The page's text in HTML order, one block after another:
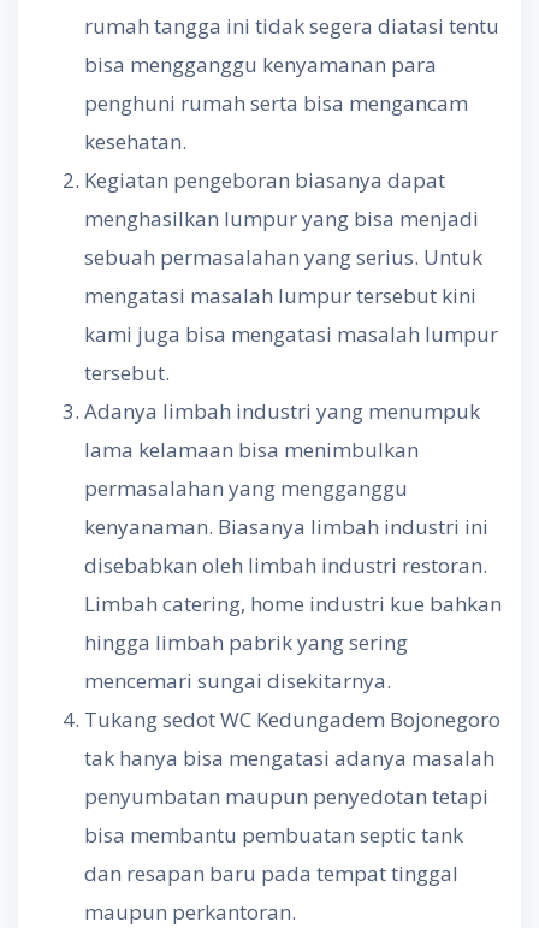
rumah tangga ini tidak segera diatasi tentu
bisa mengganggu kenyamanan para
penghuni rumah serta bisa mengancam
kesehatan.
Kegiatan pengeboran biasanya dapat
menghasilkan lumpur yang bisa menjadi
sebuah permasalahan yang serius. Untuk
mengatasi masalah lumpur tersebut kini
kami juga bisa mengatasi masalah lumpur
tersebut.
Adanya limbah industri yang menumpuk
lama kelamaan bisa menimbulkan
permasalahan yang mengganggu
kenyanaman. Biasanya limbah industri ini
disebabkan oleh limbah industri restoran.
Limbah catering, home industri kue bahkan
hingga limbah pabrik yang sering
mencemari sungai disekitarnya.
Tukang sedot WC Kedungadem Bojonegoro
tak hanya bisa mengatasi adanya masalah
penyumbatan maupun penyedotan tetapi
bisa membantu pembuatan septic tank
dan resapan baru pada tempat tinggal
maupun perkantoran.